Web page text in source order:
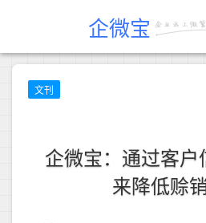
企微宝
文刊
企微宝：通过客户
来降低赊